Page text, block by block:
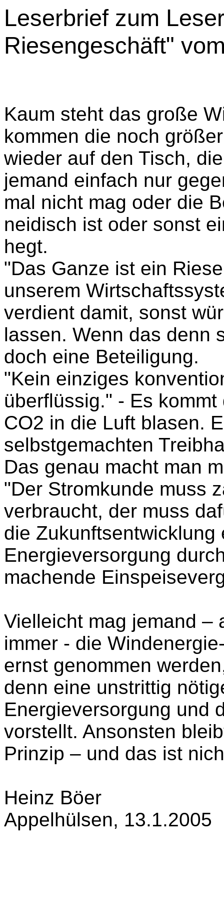
Leserbrief zum
Riesengeschäft"
Kaum steht das große
kommen die noch
wieder auf den Tisch,
jemand einfach nur
mal nicht mag oder die
neidisch ist oder sonst
hegt.
"Das Ganze ist ein
unserem
verdient damit, sonst
lassen. Wenn das denn
doch eine Beteiligung.
"Kein einziges
überflüssig." - Es
CO2 in die Luft blasen.
selbstgemachten
Das genau macht man
"Der Stromkunde muss
verbraucht, der muss
die Zukunftsentwicklung
Energieversorgung
machende
Vielleicht mag jemand –
immer - die
ernst genommen
denn eine unstrittig
Energieversorgung und
vorstellt. Ansonsten
Prinzip – und das ist
Heinz Böer
Appelhülsen, 13.1.2005